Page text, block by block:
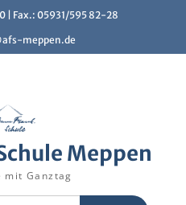
| Fax.: 05931/595 82-28
meppen.de
Meppen
mit Ganztag